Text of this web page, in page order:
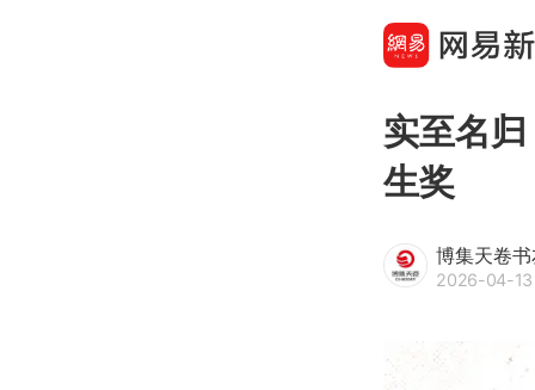
实至名
生奖
博集天卷
2026-04-13